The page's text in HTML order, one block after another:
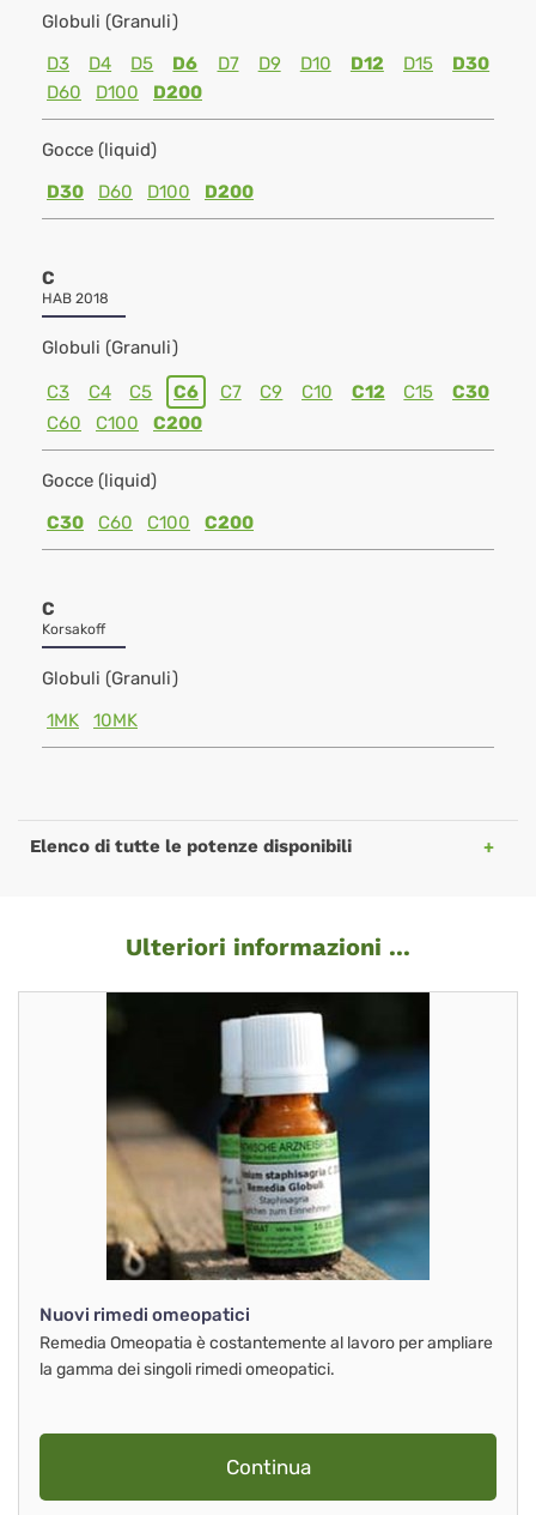
Globuli (Granuli)
D3
D4 D5 D6 D7 D9 D10 D12 D15
D30
D60
D100 D200
Gocce (liquid)
D30
D60 D100 D200
C
HAB 2018
Globuli (Granuli)
C3 C4 C5 C6 C7 C9 C10 C12 C15
C30
C60
C100 C200
Gocce (liquid)
C30
C60 C100 C200
C
Korsakoff
Globuli (Granuli)
1MK
10MK
Elenco di tutte le potenze disponibili
Ulteriori informazioni ...
Nuovi rimedi omeopatici
Remedia Omeopatia è costantemente al lavoro per ampliare
la gamma dei singoli rimedi omeopatici.
Continua